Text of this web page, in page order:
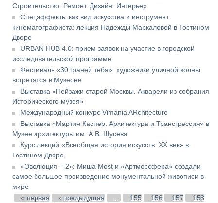
Строительство. Ремонт. Дизайн. Интерьер
Спецэффекты как вид искусства и инструмент
кинематографиста: лекция Надежды Маркаловой в Гостином
Дворе
URBAN HUB 4.0: прием заявок на участие в городской
исследовательской программе
Фестиваль «30 граней тебя»: художники уличной волны
встретятся в Музеоне
Выставка «Пейзажи старой Москвы. Акварели из собрания
Исторического музея»
Международный конкурс Vimania ARchitecture
Выставка «Мартин Каспер. Архитектура и Трансгрессия» в
Музее архитектуры им. А.В. Щусева
Курс лекций «Всеобщая история искусств. XX век» в
Гостином Дворе
«Эволюция – 2»: Миша Most и «Артмоссфера» создали
самое большое произведение монументальной живописи в
мире
Страницы
« первая ‹ предыдущая 155 156 157
158